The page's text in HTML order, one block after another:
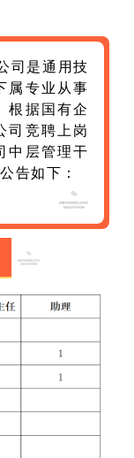
司是通用技
属专业从事
根据国有企
司竞聘上岗
中层管理干
告如下：